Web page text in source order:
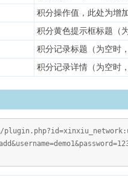
积分操作值，此处为增
积分黄色提示框标题（
积分记录标题（为空时
积分记录详情（为空时